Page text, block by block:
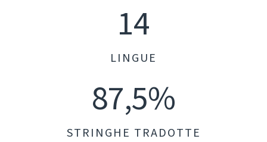
14
LINGUE
87,5%
STRINGHE TRADOTTE